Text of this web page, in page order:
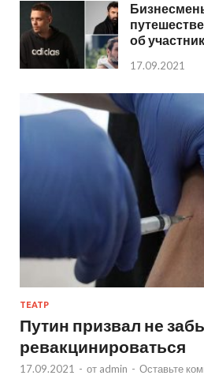
об
17.09.2021
ТЕАТР
Путин призвал не
ревакцинироваться
17.09.2021 - от admin - Оставьте